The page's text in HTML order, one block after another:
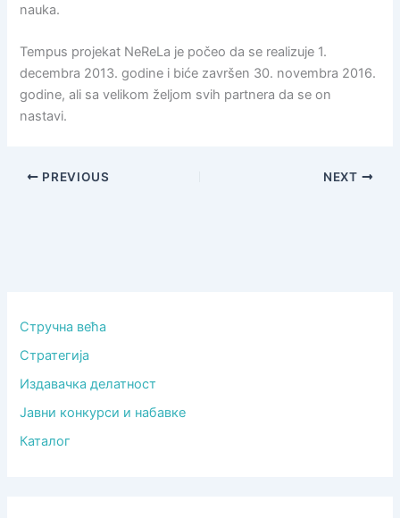
nauka.
Tempus projekat NeReLa je počeo da se realizuje 1.
decembra 2013. godine i biće završen 30. novembra 2016.
godine, ali sa velikom željom svih partnera da se on
nastavi.
PREVIOUS NEXT
Стручна већа
Стратегија
Издавачка делатност
Јавни конкурси и набавке
Каталог